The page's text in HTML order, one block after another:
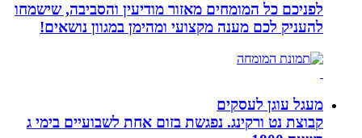
לפניכם כל המומחים מאזור מודיעין והסביבה, שישמחו
להעניק לכם מענה מקצועי ומהימן במגוון נושאים!
מעגל עוגן לעסקים
קבוצת נט ורקינג. נפגשת בזום אחת לשבועיים בימי ג